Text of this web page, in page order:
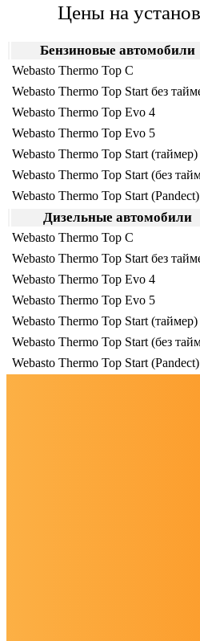
Цены на
Бензиновые автомобили
Webasto Thermo Top C
Webasto Thermo Top Start без
Webasto Thermo Top Evo 4
Webasto Thermo Top Evo 5
Webasto Thermo Top Start (таймер)
Webasto Thermo Top Start (без
Webasto Thermo Top Start (Pandеct)
Дизельные автомобили
Webasto Thermo Top C
Webasto Thermo Top Start без
Webasto Thermo Top Evo 4
Webasto Thermo Top Evo 5
Webasto Thermo Top Start (таймер)
Webasto Thermo Top Start (без
Webasto Thermo Top Start (Pandеct)